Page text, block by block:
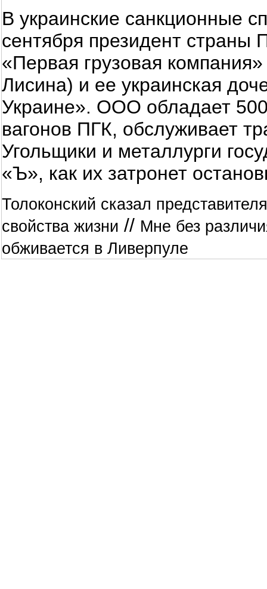
В украинские санкционные
сентября президент
«Первая грузовая
Лисина) и ее украинская
Украине». ООО обладает
вагонов ПГК, обслуживает
Угольщики и металлурги
«Ъ», как их затронет
Толоконский сказал
свойства жизни // Мне без
обживается в Ливерпуле